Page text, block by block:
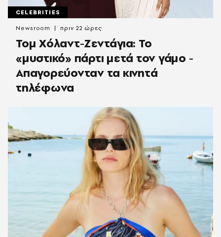
CELEBRITIES
Τομ Χόλαντ-Ζεντάγια: Το
«μυστικό» πάρτι μετά τον γάμο -
Απαγορεύονταν τα κινητά
τηλέφωνα
Newsroom πριν 22 ώρες